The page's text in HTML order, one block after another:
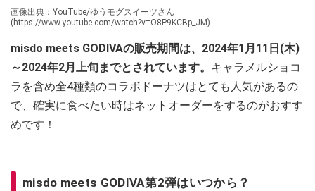
画像出典：YouTube/ゆうモグスイーツさん
(https://www.youtube.com/watch?v=O8P9KCBp_JM)
misdo meets GODIVAの販売期間は、2024年1月11日(木)
～2024年2月上旬までとされています。 キャラメルショコ
ラを含め全4種類のコラボドーナツはとても人気があるの
で、確実に食べたい時はネットオーダーをするのがおすす
めです！
misdo meets GODIVA第2弾はいつから？